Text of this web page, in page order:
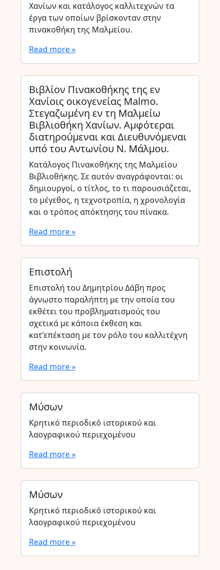
Χανίων και κατάλογος καλλιτεχνών τα
έργα των οποίων βρίσκονταν στην
πινακοθήκη της Μαλμείου.
Read more »
Βιβλίον Πινακοθήκης της εν
Χανίοις οικογενείας Malmo.
Στεγαζωμένη εν τη Μαλμείω
Βιβλιοθήκη Χανίων. Αμφότεραι
διατηρούμεναι και Διευθυνόμεναι
υπό του Αντωνίου Ν. Μάλμου.
Κατάλογος Πινακοθήκης της Μαλμείου
Βιβλιοθήκης. Σε αυτόν αναγράφονται: οι
δημιουργοί, ο τίτλος, το τι παρουσιάζεται,
το μέγεθος, η τεχνοτροπία, η χρονολογία
και ο τρόπος απόκτησης του πίνακα.
Read more »
Επιστολή
Επιστολή του Δημητρίου Δάβη προς
άγνωστο παραλήπτη με την οποία του
εκθέτει του προβληματισμούς του
σχετικά με κάποια έκθεση και
κατ’επέκταση με τον ρόλο του καλλιτέχνη
στην κοινωνία.
Read more »
Μύσων
Κρητικό περιοδικό ιστορικού και
λαογραφικού περιεχομένου
Read more »
Μύσων
Κρητικό περιοδικό ιστορικού και
λαογραφικού περιεχομένου
Read more »